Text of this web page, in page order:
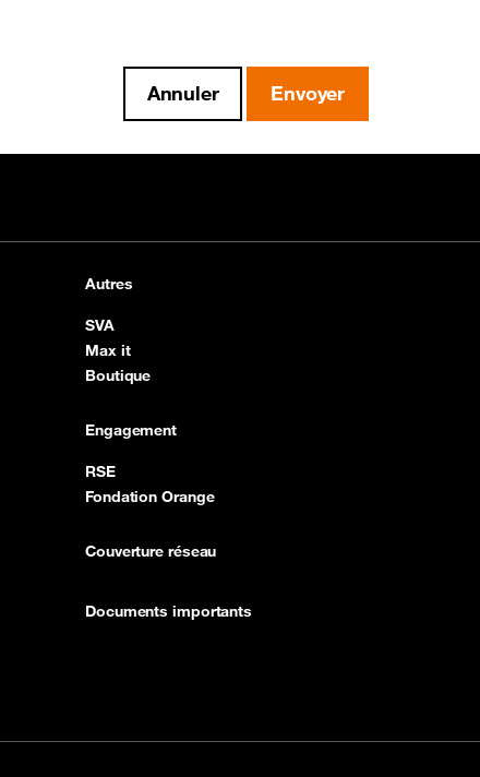
Autres
SVA
Max it
Boutique
Engagement
RSE
Fondation Orange
Couverture réseau
Documents importants